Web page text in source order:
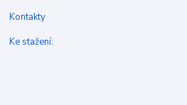
Kontakty
Ke stažení: